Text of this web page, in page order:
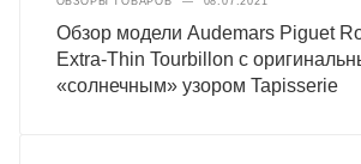
Обзор модели Audemars Piguet
Extra-Thin Tourbillon с
«солнечным» узором Tapisserie